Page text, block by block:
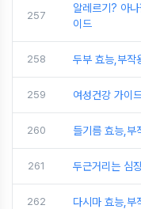
257
알레르기? 아
이드
258 두부 효능,부작
259 여성건강 가이
260 들기름 효능,부
261 두근거리는 심
262 다시마 효능,부